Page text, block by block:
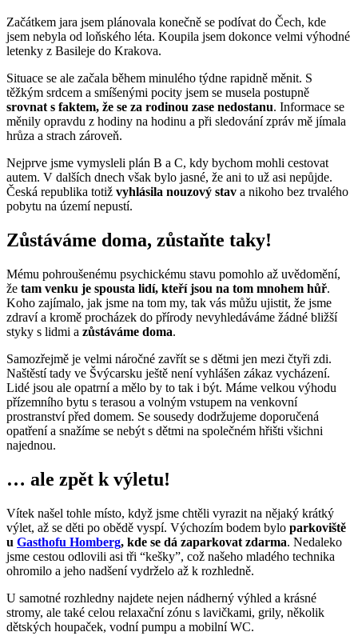
Začátkem jara jsem plánovala konečně se podívat do Čech, kde
jsem nebyla od loňského léta. Koupila jsem dokonce velmi výhodné
letenky z Basileje do Krakova.
Situace se ale začala během minulého týdne rapidně měnit. S
těžkým srdcem a smíšenými pocity jsem se musela postupně
srovnat s faktem, že se za rodinou zase nedostanu. Informace se
měnily opravdu z hodiny na hodinu a při sledování zpráv mě jímala
hrůza a strach zároveň.
Nejprve jsme vymysleli plán B a C, kdy bychom mohli cestovat
autem. V dalších dnech však bylo jasné, že ani to už asi nepůjde.
Česká republika totiž vyhlásila nouzový stav a nikoho bez trvalého
pobytu na území nepustí.
Zůstáváme doma, zůstaňte taky!
Mému pohroušenému psychickému stavu pomohlo až uvědomění,
že tam venku je spousta lidí, kteří jsou na tom mnohem hůř.
Koho zajímalo, jak jsme na tom my, tak vás můžu ujistit, že jsme
zdraví a kromě procházek do přírody nevyhledáváme žádné bližší
styky s lidmi a zůstáváme doma.
Samozřejmě je velmi náročné zavřít se s dětmi jen mezi čtyři zdi.
Naštěstí tady ve Švýcarsku ještě není vyhlášen zákaz vycházení.
Lidé jsou ale opatrní a mělo by to tak i být. Máme velkou výhodu
přízemního bytu s terasou a volným vstupem na venkovní
prostranství před domem. Se sousedy dodržujeme doporučená
opatření a snažíme se nebýt s dětmi na společném hřišti všichni
najednou.
… ale zpět k výletu!
Vítek našel tohle místo, když jsme chtěli vyrazit na nějaký krátký
výlet, až se děti po obědě vyspí. Výchozím bodem bylo parkoviště
u Gasthofu Homberg, kde se dá zaparkovat zdarma. Nedaleko
jsme cestou odlovili asi tři “kešky”, což našeho mladého technika
ohromilo a jeho nadšení vydrželo až k rozhledně.
U samotné rozhledny najdete nejen nádherný výhled a krásné
stromy, ale také celou relaxační zónu s lavičkami, grily, několik
dětských houpaček, vodní pumpu a mobilní WC.